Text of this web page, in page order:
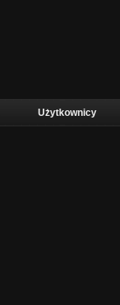
Użytkownicy